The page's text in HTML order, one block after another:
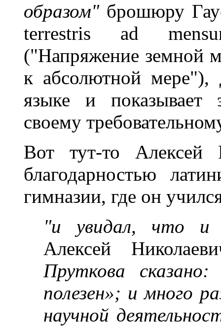
образом"брошюру
terrestris ad
("Напряжение земной
к абсолютной мере"),
языке и показывает
своему
Вот тут-то Алексей
благодарностью
гимназии, где он
"и увидал, что и
Алексей
Пруткова
полезен»; и много
научной